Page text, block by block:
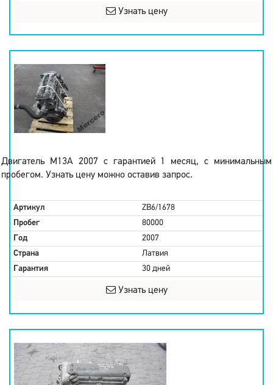
Узнать цену
Двигатель M13A 2007 с гарантией 1 месяц, с минимальным
пробегом. Узнать цену можно оставив запрос.
Артикул
ZB6/1678
Пробег
80000
Год
2007
Страна
Латвия
Гарантия
30 дней
Узнать цену